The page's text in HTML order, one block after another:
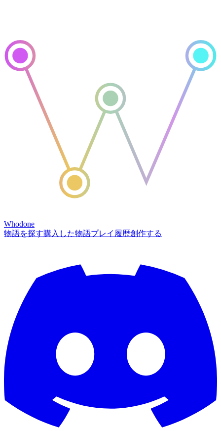
Whodone
物語を探す購入した物語プレイ履歴創作する